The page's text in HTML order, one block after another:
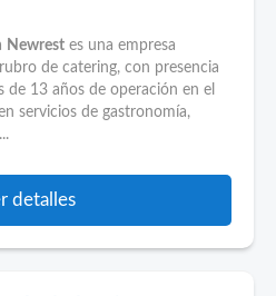
Newrest es una empresa
de catering, con presencia
de 13 años de operación en el
servicios de gastronomía,
detalles